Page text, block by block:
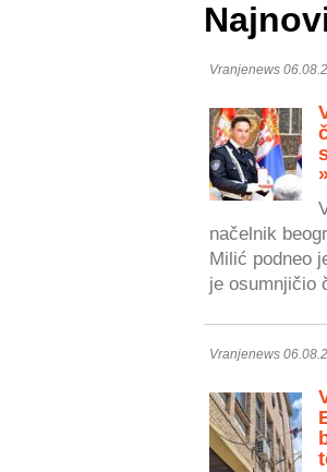
Vranjenews
načelnik
Milić podneo
je osumnjičio
Vranjenews